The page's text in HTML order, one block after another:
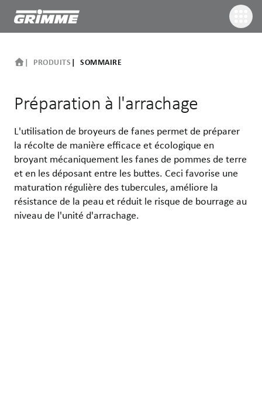
PRODUITS SOMMAIRE
Préparation à l'arrachage
L'utilisation de broyeurs de fanes permet de préparer
la récolte de manière efficace et écologique en
broyant mécaniquement les fanes de pommes de terre
et en les déposant entre les buttes. Ceci favorise une
maturation régulière des tubercules, améliore la
résistance de la peau et réduit le risque de bourrage au
niveau de l'unité d'arrachage.